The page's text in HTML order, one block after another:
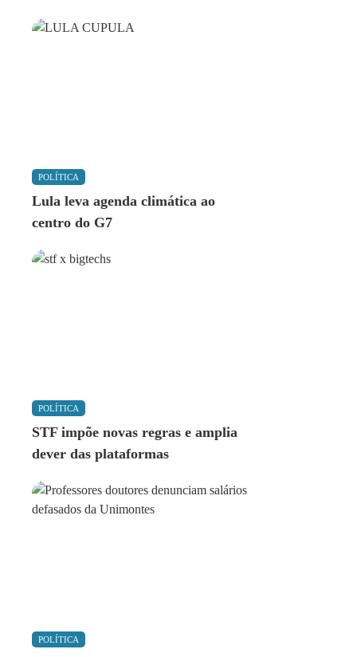
POLÍTICA
Lula leva agenda climática ao
centro do G7
POLÍTICA
STF impõe novas regras e amplia
dever das plataformas
POLÍTICA